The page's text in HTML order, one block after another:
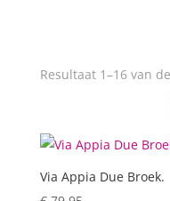
Resultaat 1–16 van
Via Appia Due Broek.